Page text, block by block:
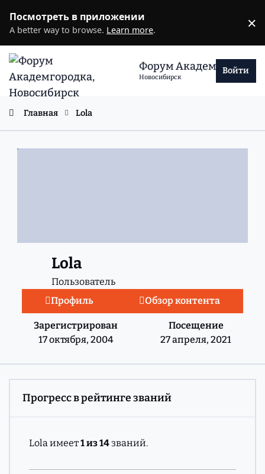
Посмотреть в приложении
A better way to browse. Learn more. ×
Форум Академгородка
Новосибирск
Войти
Главная Lola
Lola
Пользователь
Зарегистрирован
17 октября, 2004
Посещение
27 апреля, 2021
Профиль Обзор контента
Прогресс в рейтинге званий
Lola имеет1 из 14званий.